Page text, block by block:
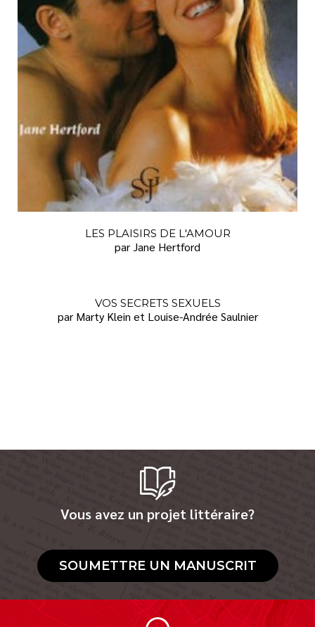
LES PLAISIRS DE L'AMOUR
par Jane Hertford
VOS SECRETS SEXUELS
par Marty Klein et Louise-Andrée Saulnier
Vous avez un projet littéraire?
SOUMETTRE UN MANUSCRIT